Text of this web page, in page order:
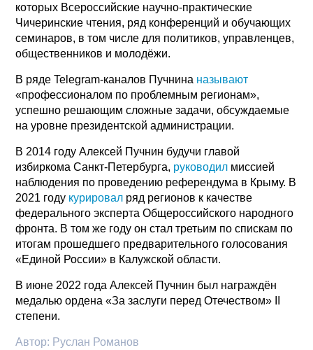
которых Всероссийские научно-практические
Чичеринские чтения, ряд конференций и обучающих
семинаров, в том числе для политиков, управленцев,
общественников и молодёжи.
В ряде Telegram-каналов Пучнина называют
«профессионалом по проблемным регионам»,
успешно решающим сложные задачи, обсуждаемые
на уровне президентской администрации.
В 2014 году Алексей Пучнин будучи главой
избиркома Санкт-Петербурга, руководил миссией
наблюдения по проведению референдума в Крыму. В
2021 году курировал ряд регионов к качестве
федерального эксперта Общероссийского народного
фронта. В том же году он стал третьим по спискам по
итогам прошедшего предварительного голосования
«Единой России» в Калужской области.
В июне 2022 года Алексей Пучнин был награждён
медалью ордена «За заслуги перед Отечеством» II
степени.
Автор: Руслан Романов